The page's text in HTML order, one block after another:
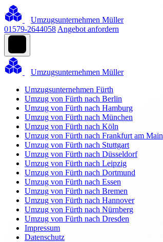
Umzugsunternehmen Müller
01579-2644058 Angebot anfordern
Umzugsunternehmen Müller
Umzugsunternehmen Fürth
Umzug von Fürth nach Berlin
Umzug von Fürth nach Hamburg
Umzug von Fürth nach München
Umzug von Fürth nach Köln
Umzug von Fürth nach Frankfurt am Main
Umzug von Fürth nach Stuttgart
Umzug von Fürth nach Düsseldorf
Umzug von Fürth nach Leipzig
Umzug von Fürth nach Dortmund
Umzug von Fürth nach Essen
Umzug von Fürth nach Bremen
Umzug von Fürth nach Hannover
Umzug von Fürth nach Nürnberg
Umzug von Fürth nach Dresden
Impressum
Datenschutz